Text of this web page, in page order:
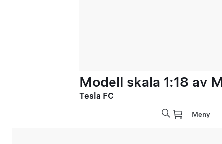
Modell skala 1:18 av
Tesla FC
Meny